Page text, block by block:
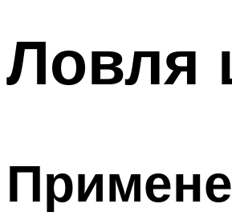
Ловля